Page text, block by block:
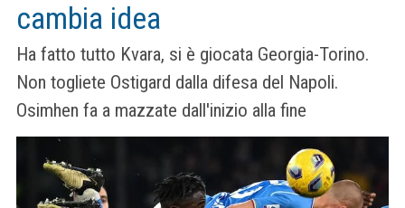
cambia idea
Ha fatto tutto Kvara, si è giocata Georgia-Torino.
Non togliete Ostigard dalla difesa del Napoli.
Osimhen fa a mazzate dall'inizio alla fine